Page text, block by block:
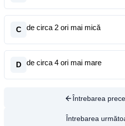
C de circa 2 ori mai mică
D de circa 4 ori mai mare
Întrebarea
Întrebarea